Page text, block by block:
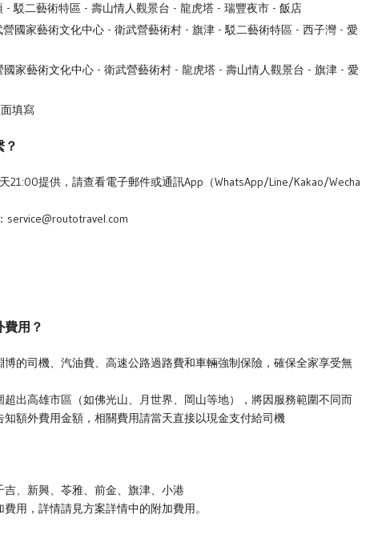
- 駁二藝術特區 - 壽山情人觀景台 - 龍虎塔 - 瑞豐夜市 - 飯店
國家藝術文化中心 - 衛武營藝術村 - 旗津 - 駁二藝術特區 - 西子灣 - 愛
家藝術文化中心 - 衛武營藝術村 - 龍虎塔 - 壽山情人觀景台 - 旗津 - 愛
填寫
21:00提供，請查看電子郵件或通訊App（WhatsApp/Line/Kakao/Wecha
service@routotravel.com
用？
的司機、汽油費、高速公路過路費和車輛強制保險，確保全家享受無
出高雄市區（如佛光山、月世界、岡山等地），將因服務範圍不同而
額外費用金額，相關費用請當天直接以現金支付給司機
、新興、苓雅、前金、旗津、小港
用，詳情請見方案詳情中的附加費用。